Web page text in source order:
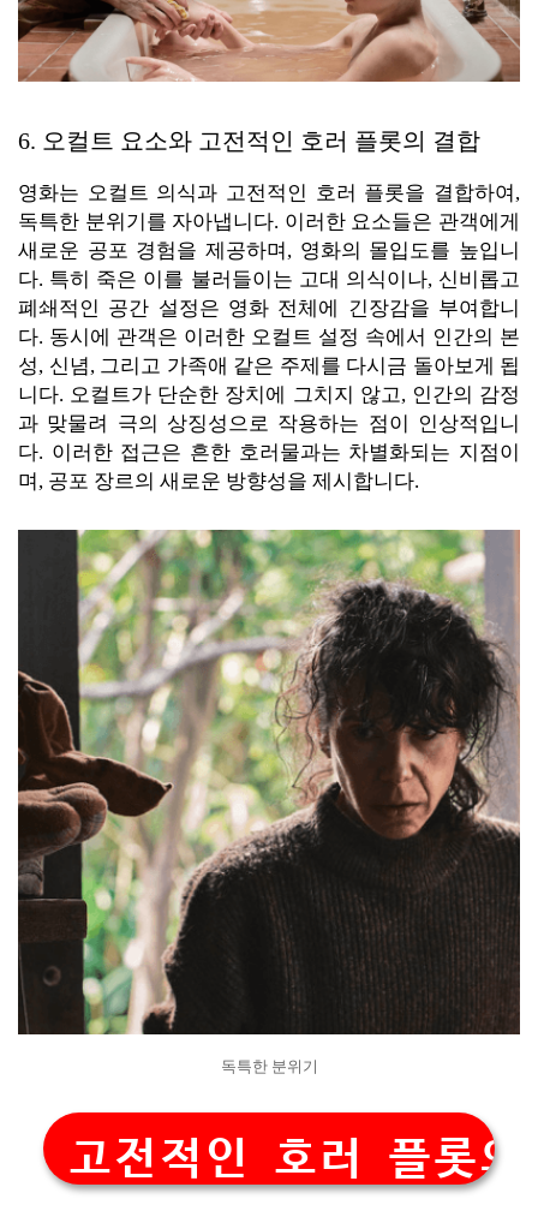
6. 오컬트 요소와 고전적인 호러 플롯의 결합
영화는 오컬트 의식과 고전적인 호러 플롯을 결합하여,
독특한 분위기를 자아냅니다. 이러한 요소들은 관객에게
새로운 공포 경험을 제공하며, 영화의 몰입도를 높입니
다. 특히 죽은 이를 불러들이는 고대 의식이나, 신비롭고
폐쇄적인 공간 설정은 영화 전체에 긴장감을 부여합니
다. 동시에 관객은 이러한 오컬트 설정 속에서 인간의 본
성, 신념, 그리고 가족애 같은 주제를 다시금 돌아보게 됩
니다. 오컬트가 단순한 장치에 그치지 않고, 인간의 감정
과 맞물려 극의 상징성으로 작용하는 점이 인상적입니
다. 이러한 접근은 흔한 호러물과는 차별화되는 지점이
며, 공포 장르의 새로운 방향성을 제시합니다.
독특한 분위기
고전적인 호러 플롯